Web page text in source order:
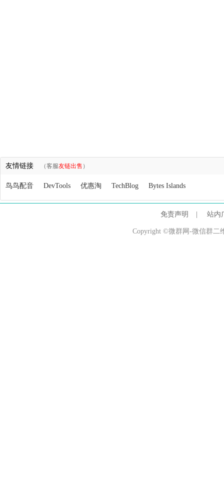
友情链接 （客服友链出售 ）
鸟鸟配音 DevTools 优惠淘 TechBlog Bytes Islands
免责声明 站内
Copyright ©微群网-微信群二